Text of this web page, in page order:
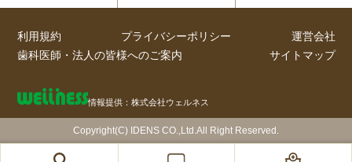
利用規約 プライバシーポリシー
運営会社
歯科医師・法人の皆様へのご案内
サイトマップ
情報提供：株式会社ウェルネス
Copyright(C) IDENS CO.,Ltd.All Right Reserved.